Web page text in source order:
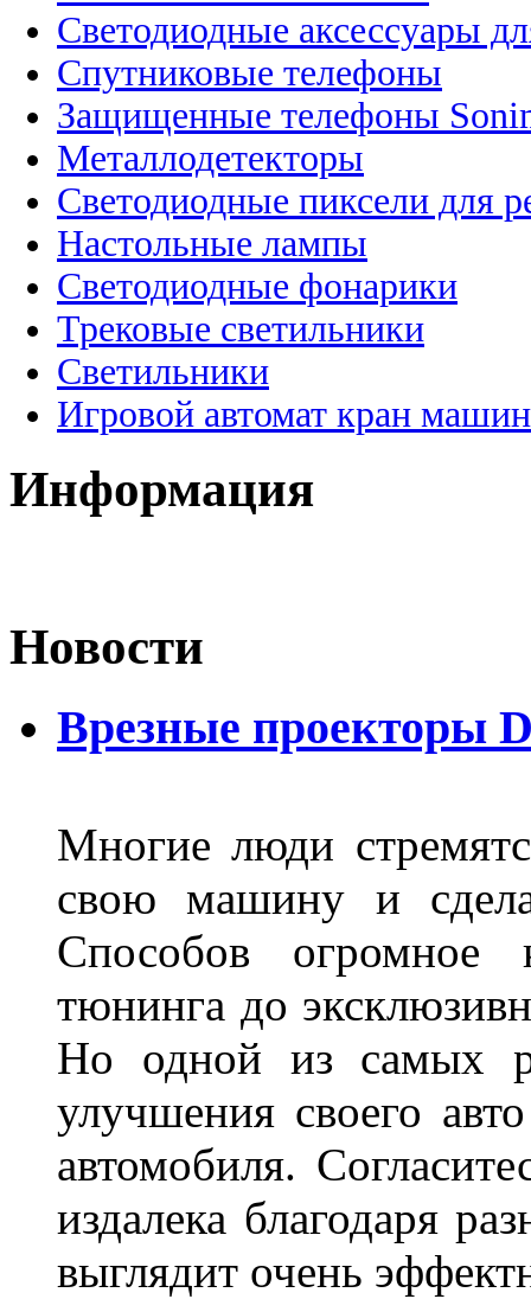
Светодиодные аксессуары
Спутниковые телефоны
Защищенные телефоны
Металлодетекторы
Светодиодные пиксели для
Настольные лампы
Светодиодные фонарики
Трековые светильники
Светильники
Игровой автомат кран
Информация
Новости
Врезные проекторы
Многие люди
свою машину и
Способов огромное
тюнинга до
Но одной из самых
улучшения своего
автомобиля.
издалека благодаря
выглядит очень